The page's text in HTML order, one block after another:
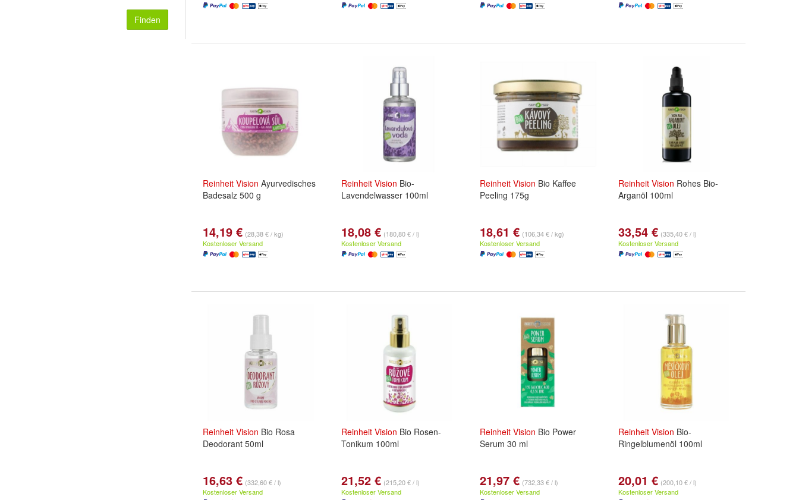
Finden
Reinheit Vision Ayurvedisches
Badesalz 500 g
14,19 € (28,38 € / kg)
Kostenloser Versand
Reinheit Vision Bio-
Lavendelwasser 100ml
18,08 € (180,80 € / l)
Kostenloser Versand
Reinheit Vision Bio Kaffee
Peeling 175g
18,61 € (106,34 € / kg)
Kostenloser Versand
Reinheit Vision Rohes Bio-
Arganöl 100ml
33,54 € (335,40 € / l)
Kostenloser Versand
Reinheit Vision Bio Rosa
Deodorant 50ml
16,63 € (332,60 € / l)
Kostenloser Versand
Reinheit Vision Bio Rosen-
Tonikum 100ml
21,52 € (215,20 € / l)
Kostenloser Versand
Reinheit Vision Bio Power
Serum 30 ml
21,97 € (732,33 € / l)
Kostenloser Versand
Reinheit Vision Bio-
Ringelblumenöl 100ml
20,01 € (200,10 € / l)
Kostenloser Versand